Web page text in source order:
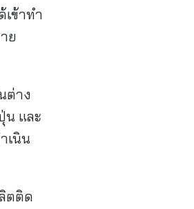
เข้าทำ
ย
ต่าง
น และ
เนิน
ตติด